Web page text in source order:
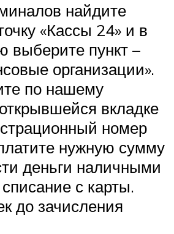
найдите
«Кассы 24» и в
выберите пункт –
организации».
по нашему
вкладке
номер
нужную сумму
деньги наличными
с карты.
до зачисления